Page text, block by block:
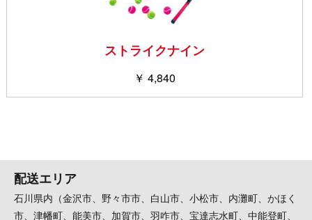
ストライクナイン
￥ 4,840
配送エリア
石川県内（金沢市、野々市市、白山市、小松市、内灘町、かほく
市、津幡町、能美市、加賀市、羽咋市、宝達志水町、中能登町、